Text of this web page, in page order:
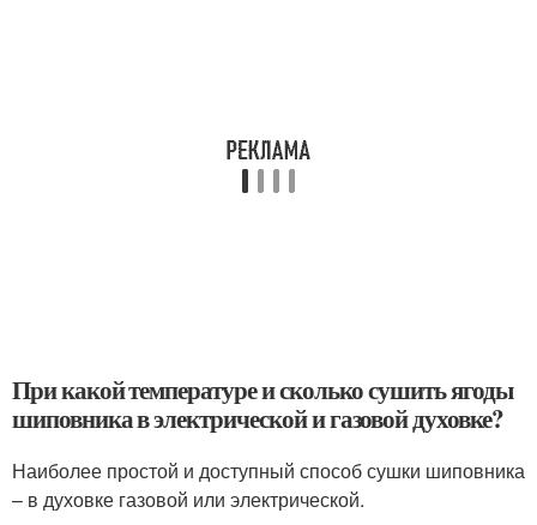
При какой температуре и сколько сушить ягоды
шиповника в электрической и газовой духовке?
Наиболее простой и доступный способ сушки шиповника
– в духовке газовой или электрической.